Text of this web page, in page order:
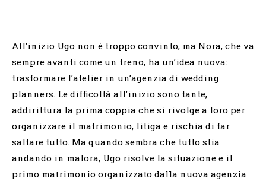
All’inizio Ugo non è troppo convinto, ma Nora, che va
sempre avanti come un treno, ha un’idea nuova:
trasformare l’atelier in un’agenzia di wedding
planners. Le difficoltà all’inizio sono tante,
addirittura la prima coppia che si rivolge a loro per
organizzare il matrimonio, litiga e rischia di far
saltare tutto. Ma quando sembra che tutto stia
andando in malora, Ugo risolve la situazione e il
primo matrimonio organizzato dalla nuova agenzia